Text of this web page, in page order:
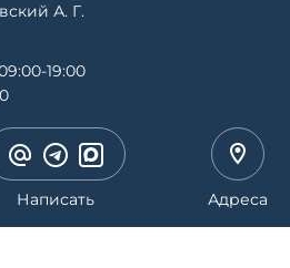
А. Г.
19:00
Написать Адреса